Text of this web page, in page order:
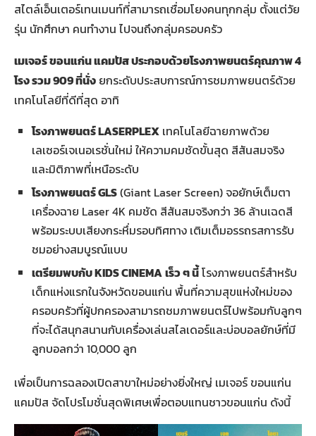
สไตล์เอ็นเตอร์เทนเมนท์ที่สามารถเชื่อมโยงคนทุกกลุ่ม ตั้งแต่วัย
รุ่น นักศึกษา คนทำงาน ไปจนถึงกลุ่มครอบครัว
เมเจอร์ ขอนแก่น แคมปัส ประกอบด้วยโรงภาพยนตร์คุณภาพ 4
โรง รวม 909 ที่นั่ง ยกระดับประสบการณ์การชมภาพยนตร์ด้วย
เทคโนโลยีที่ดีที่สุด อาทิ
โรงภาพยนตร์ LASERPLEX เทคโนโลยีฉายภาพด้วย
เลเซอร์เจเนอเรชั่นใหม่ ให้ความคมชัดขั้นสุด สีสันสมจริง
และมิติภาพที่เหนือระดับ
โรงภาพยนตร์GLS(Giant Laser Screen) จอยักษ์เต็มตา
เครื่องฉาย Laser 4K คมชัด สีสันสมจริงกว่า 36 ล้านเฉดสี
พร้อมระบบเสียงกระหึ่มรอบทิศทาง เติมเต็มอรรถรสการรับ
ชมอย่างสมบูรณ์แบบ
เตรียมพบกับ KIDS CINEMAเร็ว ๆ นี้โรงภาพยนตร์สำหรับ
เด็กแห่งแรกในจังหวัดขอนแก่น พื้นที่ความสุขแห่งใหม่ของ
ครอบครัวที่ผู้ปกครองสามารถชมภาพยนตร์ไปพร้อมกับลูกๆ
ที่จะได้สนุกสนานกับเครื่องเล่นสไลเดอร์และบ่อบอลยักษ์ที่มี
ลูกบอลกว่า 10,000 ลูก
เพื่อเป็นการฉลองเปิดสาขาใหม่อย่างยิ่งใหญ่ เมเจอร์ ขอนแก่น
แคมปัส จัดโปรโมชั่นสุดพิเศษเพื่อตอบแทนชาวขอนแก่น ดังนี้